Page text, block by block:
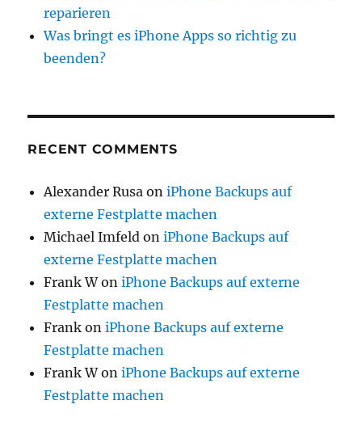
reparieren
Was bringt es iPhone Apps so richtig zu
beenden?
RECENT COMMENTS
Alexander Rusa oniPhone Backups auf
externe Festplatte machen
Michael Imfeld oniPhone Backups auf
externe Festplatte machen
Frank WoniPhone Backups auf externe
Festplatte machen
Frank oniPhone Backups auf externe
Festplatte machen
Frank WoniPhone Backups auf externe
Festplatte machen